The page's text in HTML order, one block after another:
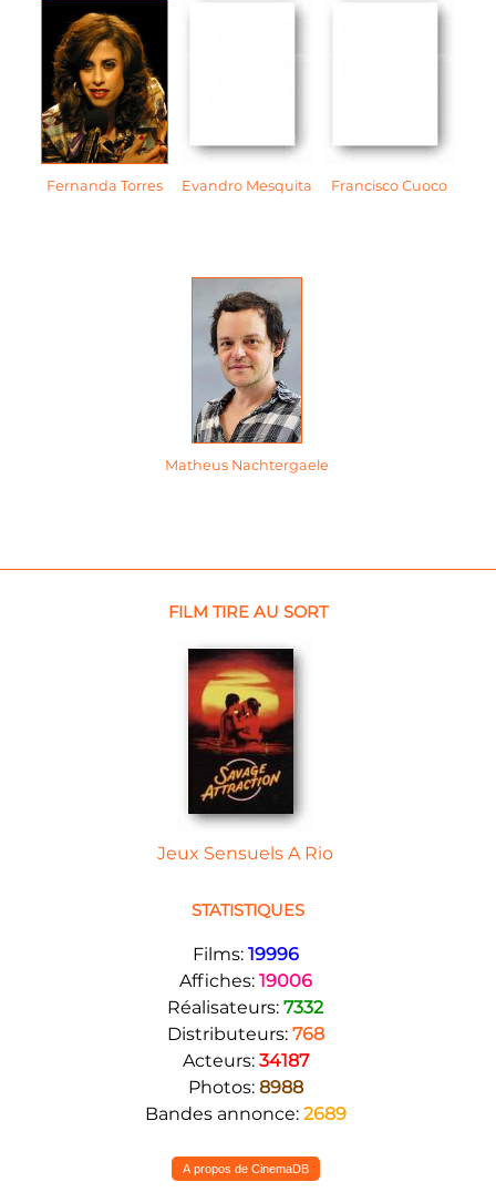
Fernanda Torres Evandro Mesquita Francisco Cuoco
Matheus Nachtergaele
FILM TIRE AU SORT
Jeux Sensuels A Rio
STATISTIQUES
Films: 19996
Affiches: 19006
Réalisateurs: 7332
Distributeurs: 768
Acteurs: 34187
Photos: 8988
Bandes annonce: 2689
A propos de CinemaDB